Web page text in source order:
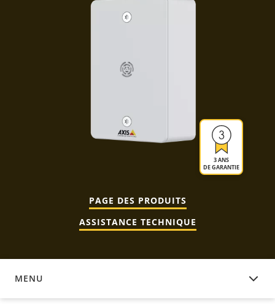
3 ANS
DE GARANTIE
PAGE DES PRODUITS
ASSISTANCE TECHNIQUE
MENU
DOCUMENTATION